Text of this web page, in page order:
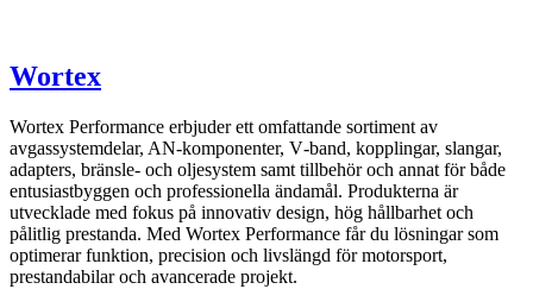
Wortex
Wortex Performance erbjuder ett omfattande sortiment av
avgassystemdelar, AN-komponenter, V‑band, kopplingar, slangar,
adapters, bränsle- och oljesystem samt tillbehör och annat för både
entusiastbyggen och professionella ändamål. Produkterna är
utvecklade med fokus på innovativ design, hög hållbarhet och
pålitlig prestanda. Med Wortex Performance får du lösningar som
optimerar funktion, precision och livslängd för motorsport,
prestandabilar och avancerade projekt.